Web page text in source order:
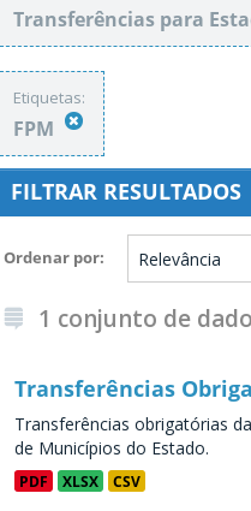
Transferências para
Etiquetas:
FPM
FILTRAR RESULTADOS
Ordenar por
1 conjunto de
Transferências
Transferências obrigatórias
de Municípios do Estado.
PDF XLSX CSV